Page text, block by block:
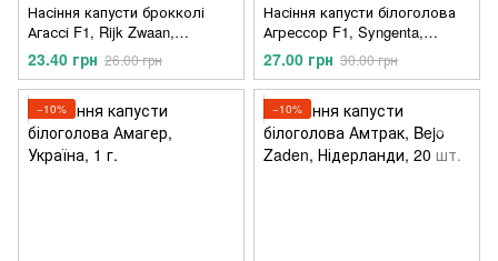
Насіння капусти брокколі
Агассі F1, Rijk Zwaan,
Нідерланди, 20 шт.
23.40 грн 26.00 грн
Насіння капусти білоголова
Агрессор F1, Syngenta,
Нідерланди, 20 шт.
27.00 грн 30.00 грн
−10% −10%